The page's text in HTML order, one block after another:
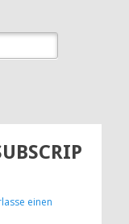
einen